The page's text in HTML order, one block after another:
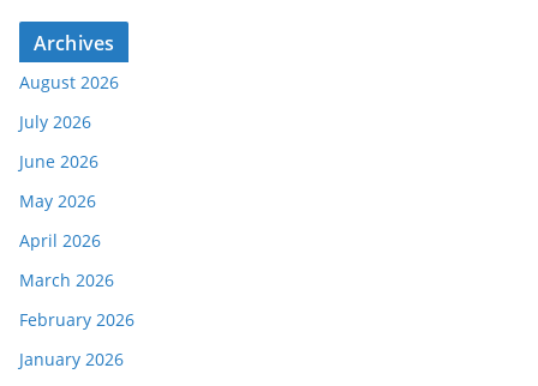
Archives
August 2026
July 2026
June 2026
May 2026
April 2026
March 2026
February 2026
January 2026